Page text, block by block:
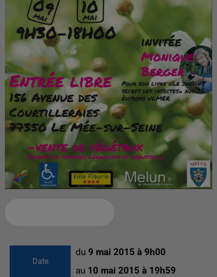
Date
du 9 mai 2015 à 9h00
au 10 mai 2015 à 19h59